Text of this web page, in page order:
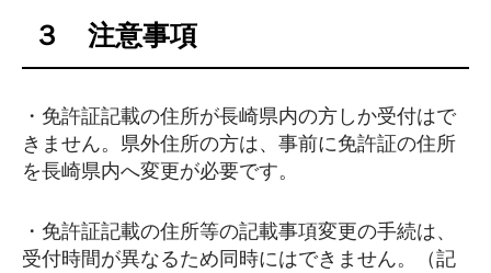
３ 注意事項
・免許証記載の住所が長崎県内の方しか受付はで
きません。県外住所の方は、事前に免許証の住所
を長崎県内へ変更が必要です。
・免許証記載の住所等の記載事項変更の手続は、
受付時間が異なるため同時にはできません。（記